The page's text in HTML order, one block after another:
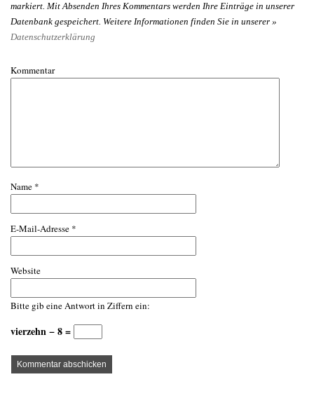
markiert. Mit Absenden Ihres Kommentars werden Ihre Einträge in unserer
Datenbank gespeichert. Weitere Informationen finden Sie in unserer »
Datenschutzerklärung
Kommentar
Name *
E-Mail-Adresse *
Website
Bitte gib eine Antwort in Ziffern ein:
vierzehn − 8 =